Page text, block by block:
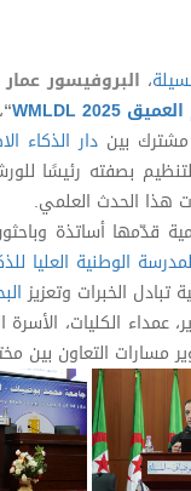
، البروفيسور عمار
العميق WMLDL 2025
“
بيندار الذكاء
بصفته رئيسًا
هذا الحدث العلمي.
قدّمها أساتذة
الوطنية العليا
تبادل الخبرات وتعزيز
الكليات،
التعاون بين